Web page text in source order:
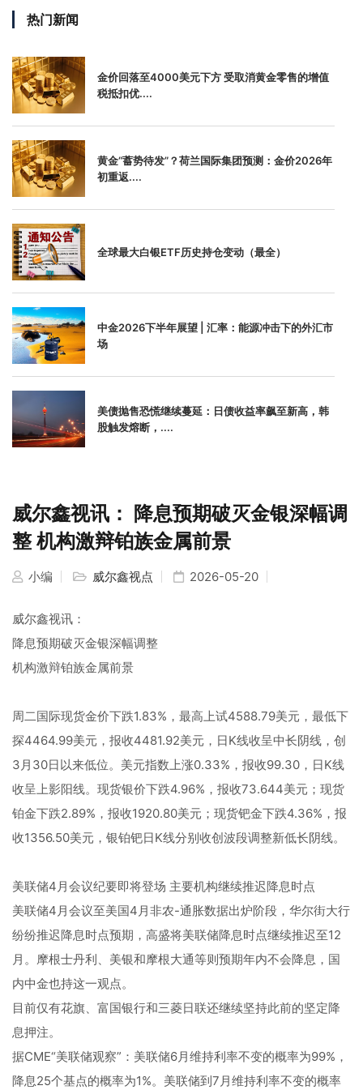
热门新闻
金价回落至4000美元下方 受取消黄金零售的增值
税抵扣优....
黄金“蓄势待发”？荷兰国际集团预测：金价2026年
初重返....
全球最大白银ETF历史持仓变动（最全）
中金2026下半年展望 | 汇率：能源冲击下的外汇市
场
美债抛售恐慌继续蔓延：日债收益率飙至新高，韩
股触发熔断，....
威尔鑫视讯： 降息预期破灭金银深幅调
整 机构激辩铂族金属前景
小编 威尔鑫视点 2026-05-20
威尔鑫视讯：
降息预期破灭金银深幅调整
机构激辩铂族金属前景
周二国际现货金价下跌1.83%，最高上试4588.79美元，最低下
探4464.99美元，报收4481.92美元，日K线收呈中长阴线，创
3月30日以来低位。美元指数上涨0.33%，报收99.30，日K线
收呈上影阳线。现货银价下跌4.96%，报收73.644美元；现货
铂金下跌2.89%，报收1920.80美元；现货钯金下跌4.36%，报
收1356.50美元，银铂钯日K线分别收创波段调整新低长阴线。
美联储4月会议纪要即将登场 主要机构继续推迟降息时点
美联储4月会议至美国4月非农-通胀数据出炉阶段，华尔街大行
纷纷推迟降息时点预期，高盛将美联储降息时点继续推迟至12
月。摩根士丹利、美银和摩根大通等则预期年内不会降息，国
内中金也持这一观点。
目前仅有花旗、富国银行和三菱日联还继续坚持此前的坚定降
息押注。
据CME“美联储观察”：美联储6月维持利率不变的概率为99%，
降息25个基点的概率为1%。美联储到7月维持利率不变的概率